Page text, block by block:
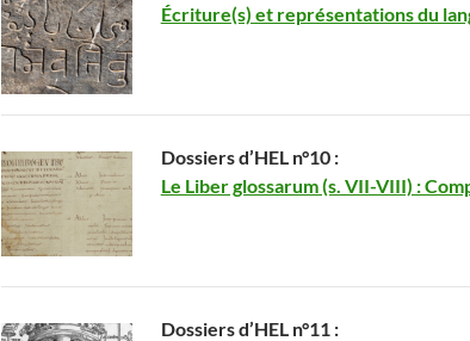
Écriture(s) et représentations du
Dossiers d’HEL n°10 :
Le Liber glossarum (s. VII-VIII) :
Dossiers d’HEL n°11 :